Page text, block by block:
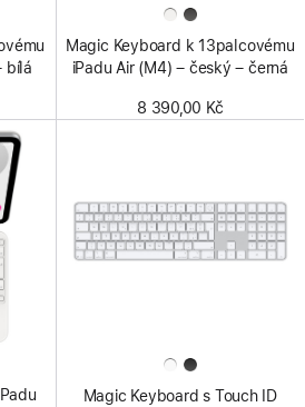
bílá
Magic Keyboard k 13palcovému
iPadu Air (M4) – český – černá
8 390,00 Kč
Magic Keyboard s Touch ID